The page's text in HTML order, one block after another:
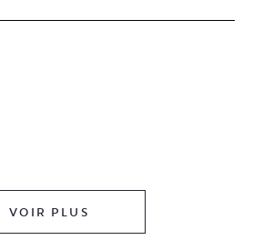
VOIR PLUS